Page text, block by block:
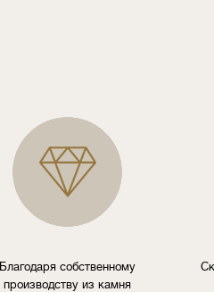
Благодаря собственному
производству из камня